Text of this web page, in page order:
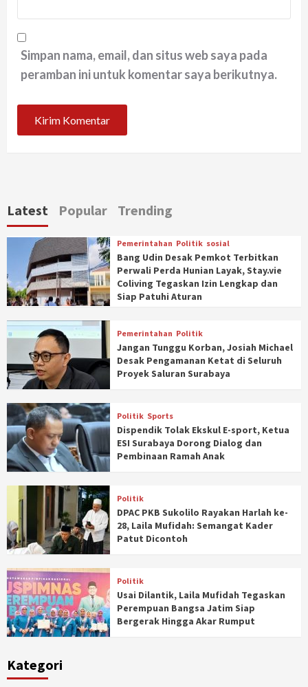
Simpan nama, email, dan situs web saya pada
peramban ini untuk komentar saya berikutnya.
Latest Popular Trending
Pemerintahan Politik sosial
Bang Udin Desak Pemkot Terbitkan
Perwali Perda Hunian Layak, Stay.vie
Coliving Tegaskan Izin Lengkap dan
Siap Patuhi Aturan
Pemerintahan Politik
Jangan Tunggu Korban, Josiah Michael
Desak Pengamanan Ketat di Seluruh
Proyek Saluran Surabaya
Politik Sports
Dispendik Tolak Ekskul E-sport, Ketua
ESI Surabaya Dorong Dialog dan
Pembinaan Ramah Anak
Politik
DPAC PKB Sukolilo Rayakan Harlah ke-
28, Laila Mufidah: Semangat Kader
Patut Dicontoh
Politik
Usai Dilantik, Laila Mufidah Tegaskan
Perempuan Bangsa Jatim Siap
Bergerak Hingga Akar Rumput
Kategori